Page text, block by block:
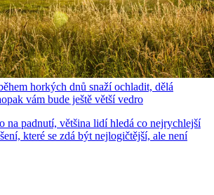
horkých dnů snaží ochladit, dělá
vám bude ještě větší vedro
na padnutí, většina lidí hledá co nejrychlejší
které se zdá být nejlogičtější, ale není